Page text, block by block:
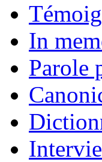
In
Parole